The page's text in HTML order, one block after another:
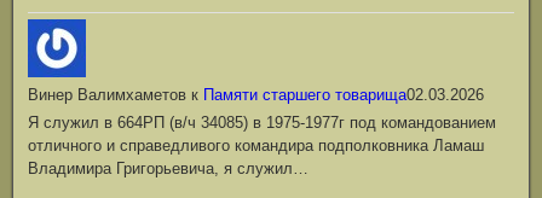
Винер Валимхаметов к Памяти старшего товарища02.03.2026
Я служил в 664РП (в/ч 34085) в 1975-1977г под командованием
отличного и справедливого командира подполковника Ламаш
Владимира Григорьевича, я служил…